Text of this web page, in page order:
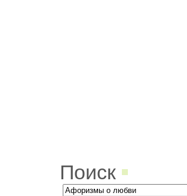
Поиск